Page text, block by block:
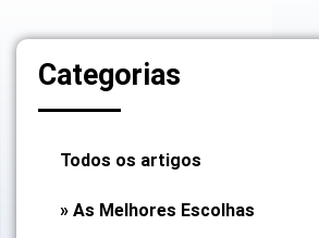
Categorias
Todos os artigos
» As Melhores Escolhas